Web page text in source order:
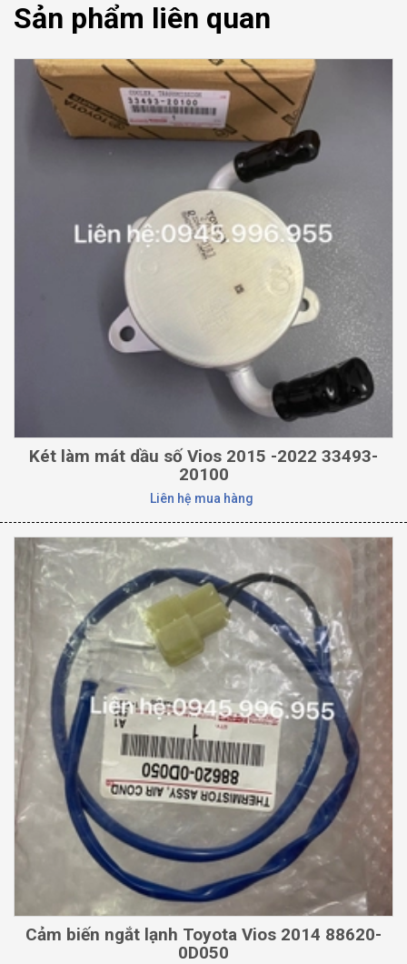
Sản phẩm liên quan
Két làm mát dầu số Vios 2015 -2022 33493-
20100
Liên hệ mua hàng
Cảm biến ngắt lạnh Toyota Vios 2014 88620-
0D050